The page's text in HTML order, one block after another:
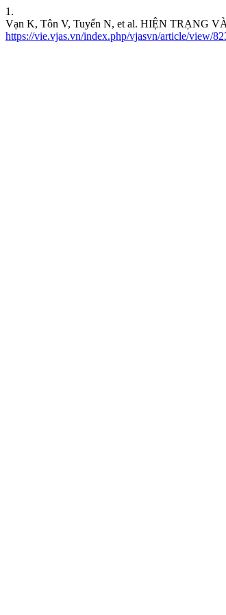
1.
Vạn K, Tôn V, Tuyến N, et al. HIỆN TRẠNG
https://vie.vjas.vn/index.php/vjasvn/article/view/